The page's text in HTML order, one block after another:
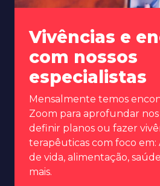
Vivências e
com nossos
especialistas
Mensalmente temos
Zoom para aprofundar nos
definir planos ou fazer
terapêuticas com foco em:
de vida, alimentação,
mais.